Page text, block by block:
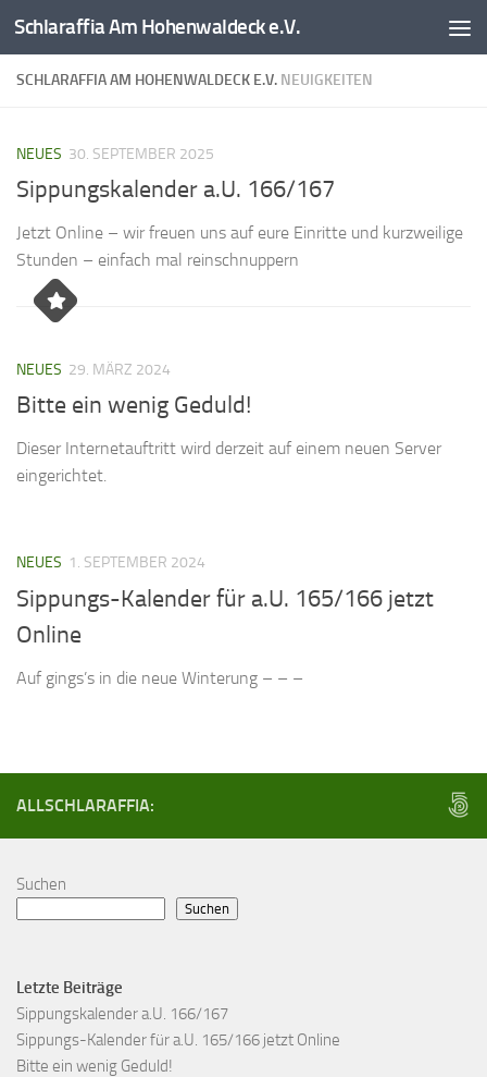
Zum Inhalt springen
Schlaraffia Am Hohenwaldeck e.V.
SCHLARAFFIA AM HOHENWALDECK E.V. NEUIGKEITEN
NEUES 30. SEPTEMBER 2025
Sippungskalender a.U. 166/167
Jetzt Online – wir freuen uns auf eure Einritte und kurzweilige
Stunden – einfach mal reinschnuppern
NEUES 29. MÄRZ 2024
Bitte ein wenig Geduld!
Dieser Internetauftritt wird derzeit auf einem neuen Server
eingerichtet.
NEUES 1. SEPTEMBER 2024
Sippungs-Kalender für a.U. 165/166 jetzt
Online
Auf gings’s in die neue Winterung – – –
ALLSCHLARAFFIA:
Suchen
Suchen
Letzte Beiträge
Sippungskalender a.U. 166/167
Sippungs-Kalender für a.U. 165/166 jetzt Online
Bitte ein wenig Geduld!